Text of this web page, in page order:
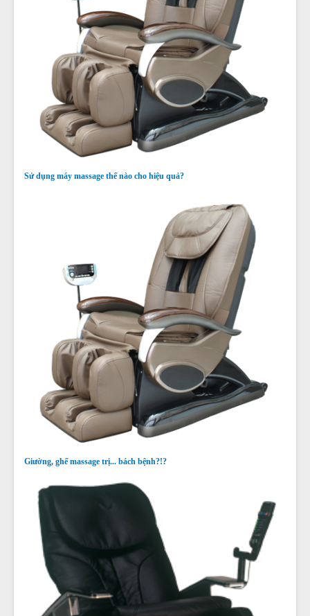
Sử dụng máy massage thế nào cho hiệu quả?
Giường, ghế massage trị... bách bệnh?!?